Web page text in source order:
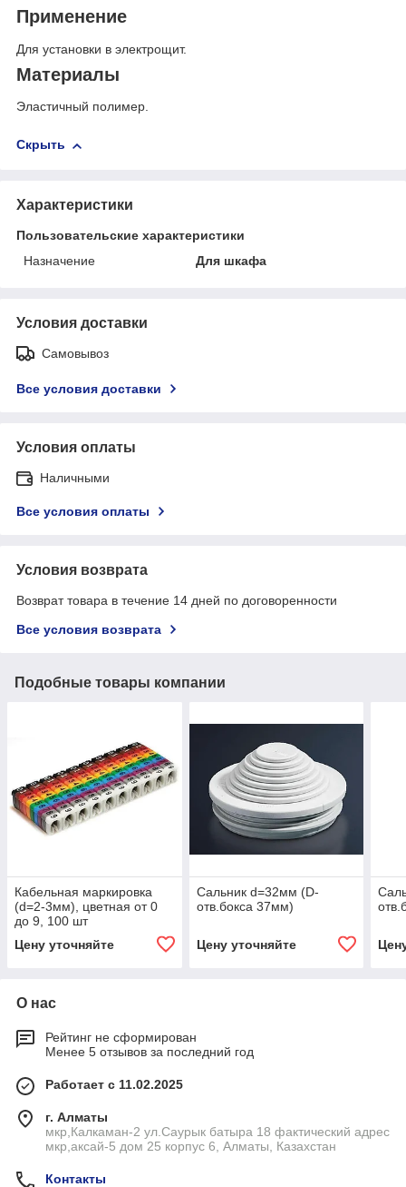
Применение
Для установки в электрощит.
Материалы
Эластичный полимер.
Скрыть
Характеристики
Пользовательские характеристики
Назначение
Для шкафа
Условия доставки
Самовывоз
Все условия доставки
Условия оплаты
Наличными
Все условия оплаты
Условия возврата
Возврат товара в течение 14 дней по договоренности
Все условия возврата
Подобные товары компании
Кабельная маркировка
(d=2-3мм), цветная от 0
до 9, 100 шт
Цену уточняйте
Сальник d=32мм (D-
отв.бокса 37мм)
Цену уточняйте
О нас
Рейтинг не сформирован
Менее 5 отзывов за последний год
Работает с 11.02.2025
г. Алматы
мкр,Калкаман-2 ул.Саурык батыра 18 фактический адрес
мкр,аксай-5 дом 25 корпус 6, Алматы, Казахстан
Контакты